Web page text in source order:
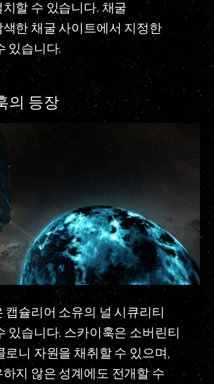
할 수 있습니다. 채굴
한 채굴 사이트에서 지정한
있습니다.
의 등장
캡슐리어 소유의 널 시큐리티
있습니다. 스카이훅은 소버린티
니 자원을 채취할 수 있으며,
지 않은 성계에도 전개할 수